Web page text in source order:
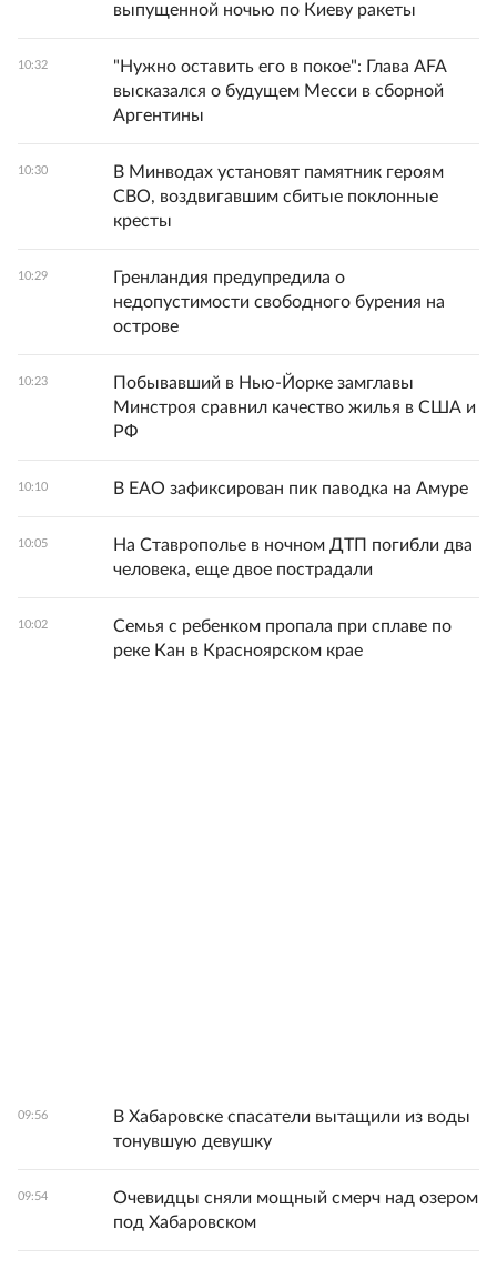
выпущенной ночью по Киеву ракеты
10:32
"Нужно оставить его в покое": Глава AFA
высказался о будущем Месси в сборной
Аргентины
10:30
В Минводах установят памятник героям
СВО, воздвигавшим сбитые поклонные
кресты
10:29
Гренландия предупредила о
недопустимости свободного бурения на
острове
10:23
Побывавший в Нью-Йорке замглавы
Минстроя сравнил качество жилья в США и
РФ
10:10 В ЕАО зафиксирован пик паводка на Амуре
10:05
На Ставрополье в ночном ДТП погибли два
человека, еще двое пострадали
10:02
Семья с ребенком пропала при сплаве по
реке Кан в Красноярском крае
09:56
В Хабаровске спасатели вытащили из воды
тонувшую девушку
09:54
Очевидцы сняли мощный смерч над озером
под Хабаровском